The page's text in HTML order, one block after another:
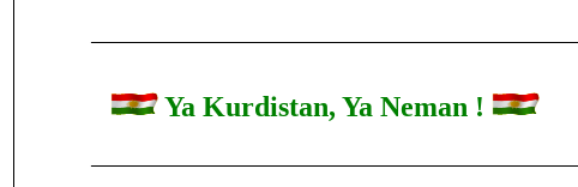
Ya Kurdistan, Ya Neman !